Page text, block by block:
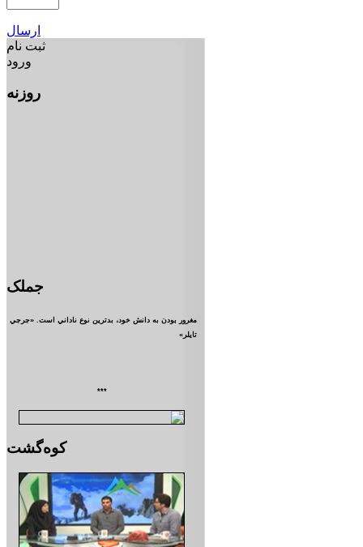
ارسال
ثبت نام
ورود
روزنه
جملک
مغرور بودن به دانش خود، بدترين نوع ناداني است. «جرجي
تايلر»
***
کوه‌گشت